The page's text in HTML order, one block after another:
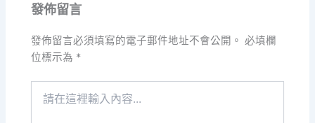
發佈留言
發佈留言必須填寫的電子郵件地址不會公開。 必填欄
位標示為 *